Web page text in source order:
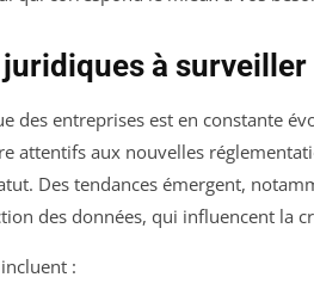
à surveiller
des entreprises est en constante
attentifs aux nouvelles
Des tendances émergent,
des données, qui influencent la
: